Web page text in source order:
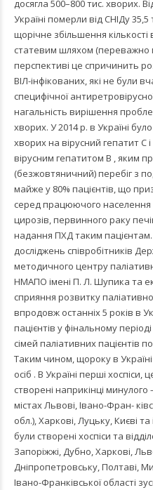
досягла 500–800 тис. хворих.
Україні померли від СНІДу
щорічне збільшення кількості
статевим шляхом (переважно
перспективі це спричинить
ВІЛ-інфікованих, які не були
специфічної
нагальність вирішення
хворих. У 2014 р. в Україні
хворих на вірусний гепатит С
вірусним гепатитом В , яким
(безжовтяничний) перебіг з
майже у 80% пацієнтів, що
серед працюючого населення
цирозів, первинного раку
надання ПХД таким
досліджень співробітників
методичного центру
НМАПО імені П. Л. Шупика та
сприяння розвитку
впродовж останніх 5 років в
пацієнтів у фінальному
сімей паліативних пацієнтів
Таким чином, щороку в
осіб . В Україні перші
створені наприкінці
містах Львові, Івано-Фран-
обл.), Харкові, Луцьку, Києві
були створені хоспіси та
Запоріжжі, Дубно, Харкові,
Дніпропетровську, Полтаві,
Івано-Франківської області